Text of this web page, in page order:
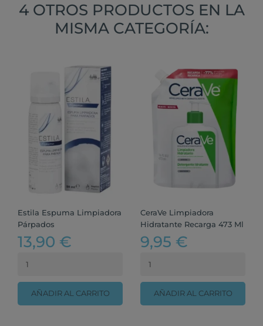
4 OTROS PRODUCTOS EN LA
MISMA CATEGORÍA:
Estila Espuma Limpiadora
Párpados
13,90 €
AÑADIR AL CARRITO
CeraVe Limpiadora
Hidratante Recarga 473 Ml
9,95 €
AÑADIR AL CARRITO